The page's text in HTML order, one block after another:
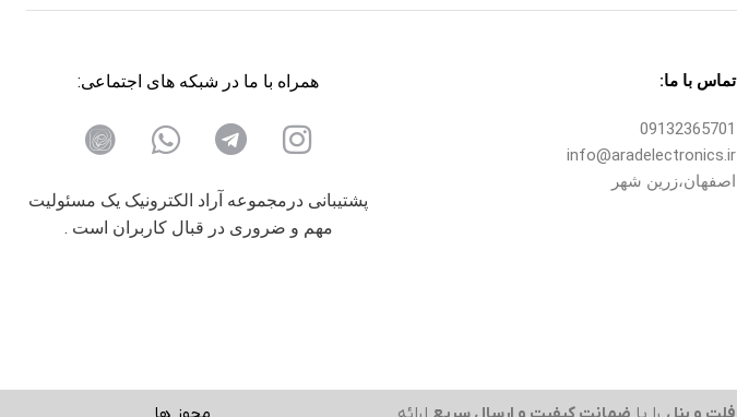
تماس با ما:
09132365701
info@aradelectronics.ir
اصفهان،زرین شهر
همراه با ما در شبکه های اجتماعی:
پشتیبانی درمجموعه آراد الکترونیک یک مسئولیت
مهم و ضروری در قبال کاربران است .